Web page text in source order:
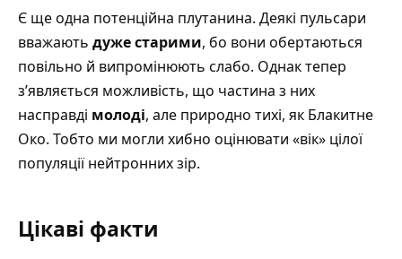
Є ще одна потенційна плутанина. Деякі пульсари
вважають дуже старими, бо вони обертаються
повільно й випромінюють слабо. Однак тепер
зʼявляється можливість, що частина з них
насправді молоді, але природно тихі, як Блакитне
Око. Тобто ми могли хибно оцінювати «вік» цілої
популяції нейтронних зір.
Цікаві факти